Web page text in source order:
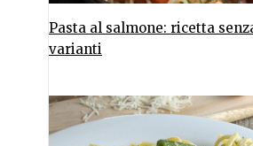
Pasta al salmone: ricetta
varianti